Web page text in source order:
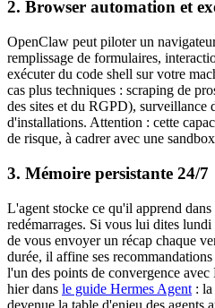
2. Browser automation et
OpenClaw peut piloter un
remplissage de formulaires,
exécuter du code shell sur votre
cas plus techniques : scraping de
des sites et du RGPD), surveillance
d'installations. Attention : cette
de risque, à cadrer avec une
3. Mémoire persistante 24/7
L'agent stocke ce qu'il apprend
redémarrages. Si vous lui dites
de vous envoyer un récap chaque
durée, il affine ses
l'un des points de convergence avec
hier dans le guide Hermes Agent :
devenue la table d'enjeu des agents